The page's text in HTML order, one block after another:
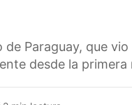
Paraguay, que vio
desde la primera